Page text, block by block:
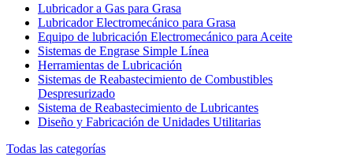
Lubricador a Gas para Grasa
Lubricador Electromecánico para Grasa
Equipo de lubricación Electromecánico para Aceite
Sistemas de Engrase Simple Línea
Herramientas de Lubricación
Sistemas de Reabastecimiento de Combustibles
Despresurizado
Sistema de Reabastecimiento de Lubricantes
Diseño y Fabricación de Unidades Utilitarias
Todas las categorías